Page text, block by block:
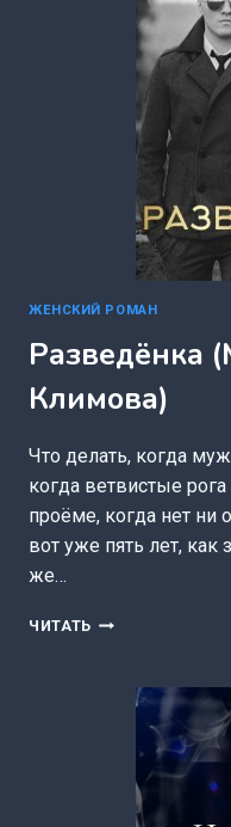
ЖЕНСКИЙ РОМАН
Разведёнка
Климова)
Что делать, когда
когда ветвистые
проёме, когда нет ни
вот уже пять лет, как
же…
ЧИТАТЬ РАЗВЕДЁНКА